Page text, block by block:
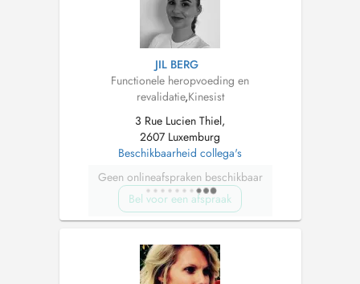
JIL BERG
Functionele heropvoeding en
revalidatie,Kinesist
3 Rue Lucien Thiel,
2607 Luxemburg
Beschikbaarheid collega's
Geen onlineafspraken beschikbaar
Bel voor een afspraak